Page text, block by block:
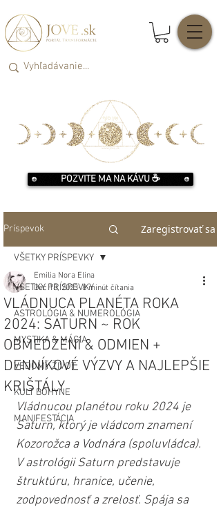
POZVITE MA NA KÁVU ☕️
Príspevok Zaregistrovať sa
VŠETKY PRÍSPEVKY
ASTROLÓGIA & NUMEROLÓGIA
MYSTIKA & MÁGIA
VEDOMÝ ŽIVOT
KULT BOHYNE
MANIFESTÁCIA
VŠETKY PRÍSPEVKY
VLÁDNUCA PLANÉTA ROKA
2024: SATURN ~ ROK
OBMEDZENÍ & ODMIEN +
DENNÍKOVÉ VÝZVY A NAJLEPŠIE
KRIŠTÁLY
Emilia Nora Elina
Dec 18, 2023 8 minút čítania
Vládnucou planétou roku 2024 je
Saturn, ktorý je vládcom znamení
Kozorožca a Vodnára (spoluvládca).
V astrológii Saturn predstavuje
štruktúru, hranice, učenie,
zodpovednosť a zrelosť. Spája sa